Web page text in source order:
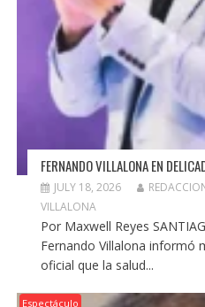
FERNANDO VILLALONA EN
JULY 18, 2026
VILLALONA
Por Maxwell Reyes
Fernando Villalona informó
oficial que la salud...
Espectáculo